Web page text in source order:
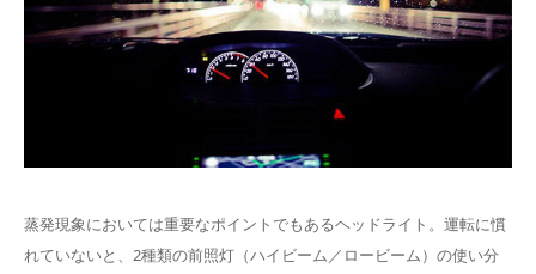
蒸発現象においては重要なポイントでもあるヘッドライト。運転に慣
れていないと、2種類の前照灯（ハイビーム／ロービーム）の使い分